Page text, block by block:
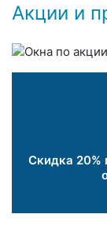
Акции и
Скидка 20%